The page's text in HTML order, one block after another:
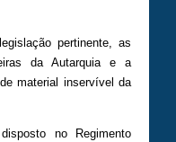
pertinente, as
da Autarquia e a
material inservível da
no Regimento